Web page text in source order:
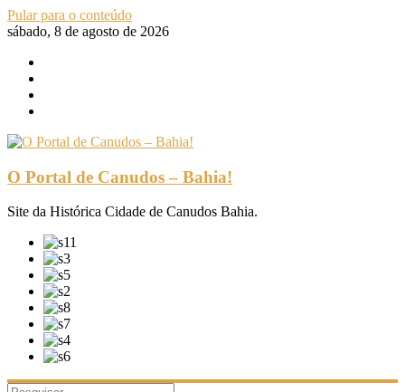
Pular para o conteúdo
sábado, 8 de agosto de 2026
O Portal de Canudos – Bahia!
Site da Histórica Cidade de Canudos Bahia.